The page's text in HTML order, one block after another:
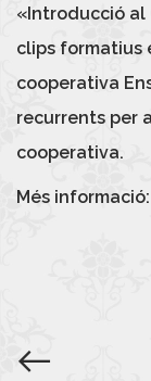
«Introducció al
clips formatius
cooperativa
recurrents per
cooperativa.
Més informació: